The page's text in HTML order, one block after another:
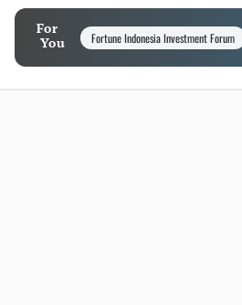
For
You
Fortune Indonesia Investment Forum